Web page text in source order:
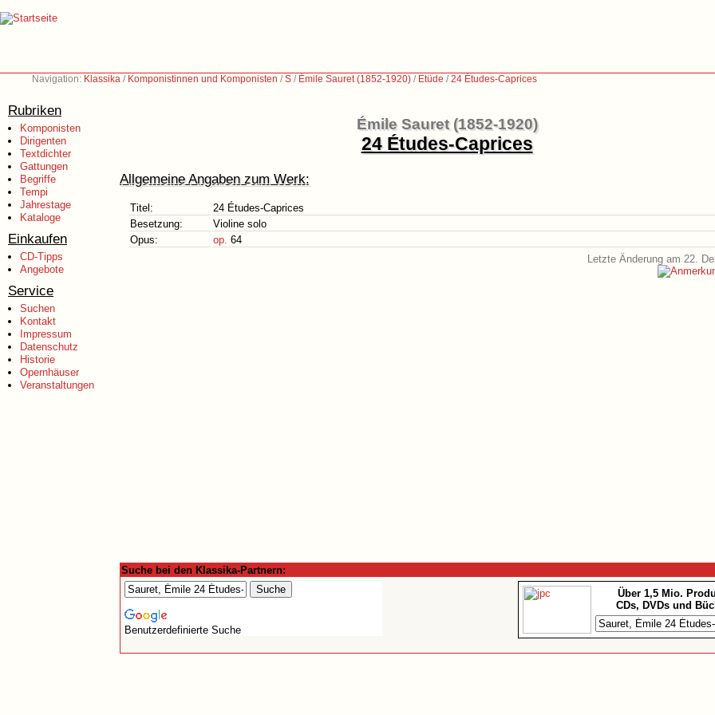
Navigation: Klassika / Komponistinnen und Komponisten /S / Émile Sauret (1852-1920) / Etüde /24 Études-Caprices
Rubriken
Komponisten
Dirigenten
Textdichter
Gattungen
Begriffe
Tempi
Jahrestage
Kataloge
Einkaufen
CD-Tipps
Angebote
Service
Suchen
Kontakt
Impressum
Datenschutz
Historie
Opernhäuser
Veranstaltungen
Émile Sauret (1852-1920)
24 Études-Caprices
Allgemeine Angaben zum Werk:
Titel:
24 Études-Caprices
Besetzung:
Violine solo
Opus:
op. 64
Letzte Änderung am 22.
Suche bei den Klassika-Partnern:
Benutzerdefinierte Suche
Über 1,5 Mio.
CDs, DVDs und